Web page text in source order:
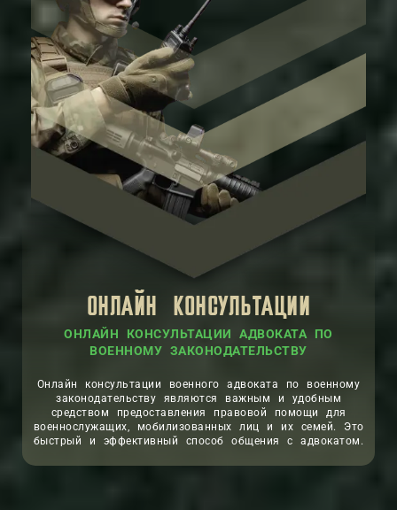
ОНЛАЙН КОНСУЛЬТАЦИИ
ОНЛАЙН КОНСУЛЬТАЦИИ АДВОКАТА ПО
ВОЕННОМУ ЗАКОНОДАТЕЛЬСТВУ
Онлайн консультации военного адвоката по военному
законодательству являются важным и удобным
средством предоставления правовой помощи для
военнослужащих, мобилизованных лиц и их семей. Это
быстрый и эффективный способ общения с адвокатом.